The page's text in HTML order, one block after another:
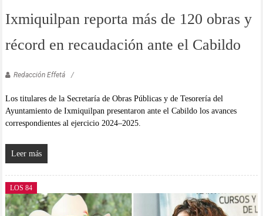
Ixmiquilpan reporta más de 120 obras y
récord en recaudación ante el Cabildo
Redacción Effetá
Los titulares de la Secretaría de Obras Públicas y de Tesorería del
Ayuntamiento de Ixmiquilpan presentaron ante el Cabildo los avances
correspondientes al ejercicio 2024–2025.
Leer más
LOS 84